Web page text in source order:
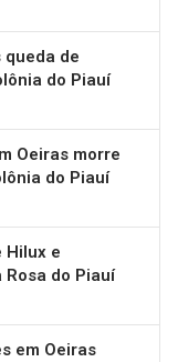
de
do Piauí
Oeiras morre
do Piauí
Hilux e
do Piauí
em Oeiras